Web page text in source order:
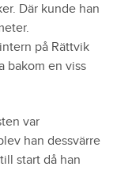
Där kunde han
på Rättvik
bakom en viss
var
han dessvärre
start då han